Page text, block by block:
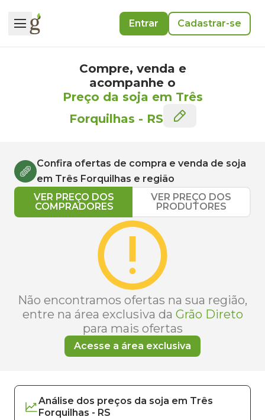
Entrar Cadastrar-se
Compre, venda e
acompanhe o
Preço da soja em Três
Forquilhas - RS
Confira ofertas de compra e venda de soja
em Três Forquilhas e região
VER PREÇO DOS
COMPRADORES
VER PREÇO DOS
PRODUTORES
Não encontramos ofertas na sua região,
entre na área exclusiva da Grão Direto
para mais ofertas
Acesse a área exclusiva
Análise dos preços da soja em Três
Forquilhas - RS